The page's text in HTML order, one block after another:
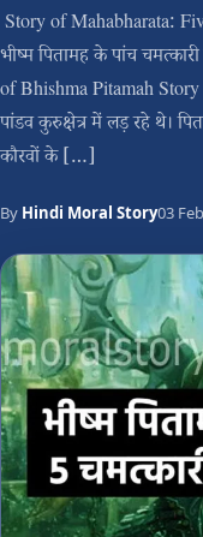
Story of Mahabharata:
भीष्म पितामह के पांच
of Bhishma Pitamah
पांडव कुरुक्षेत्र में लड़ रहे थे।
कौरवों के […]
By Hindi Moral Story03